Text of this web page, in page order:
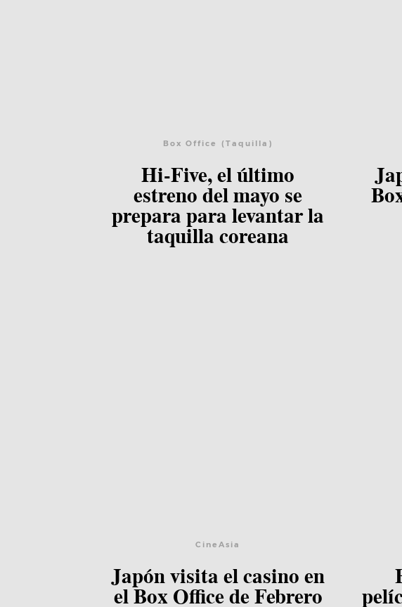
Box Office (Taquilla)
Hi-Five, el último
estreno del mayo se
prepara para levantar la
taquilla coreana
Lee el post
CineAsia
Japón visita el casino en
el Box Office de Febrero
Lee el post